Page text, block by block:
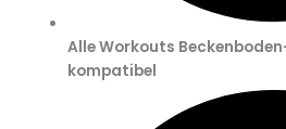
Alle Workouts
kompatibel